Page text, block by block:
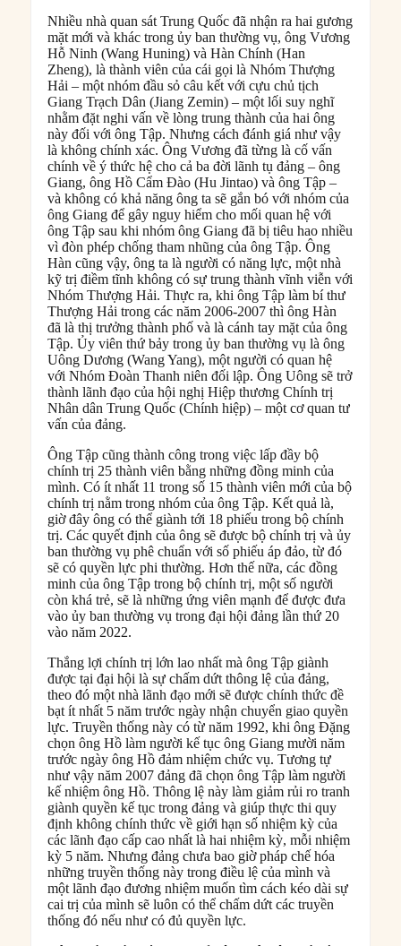
Nhiều nhà quan sát Trung Quốc đã nhận ra hai gương
mặt mới và khác trong ủy ban thường vụ, ông Vương
Hỗ Ninh (Wang Huning) và Hàn Chính (Han
Zheng), là thành viên của cái gọi là Nhóm Thượng
Hải – một nhóm đầu sỏ câu kết với cựu chủ tịch
Giang Trạch Dân (Jiang Zemin) – một lối suy nghĩ
nhằm đặt nghi vấn về lòng trung thành của hai ông
này đối với ông Tập. Nhưng cách đánh giá như vậy
là không chính xác. Ông Vương đã từng là cố vấn
chính về ý thức hệ cho cả ba đời lãnh tụ đảng – ông
Giang, ông Hồ Cẩm Đào (Hu Jintao) và ông Tập –
và không có khả năng ông ta sẽ gắn bó với nhóm của
ông Giang để gây nguy hiểm cho mối quan hệ với
ông Tập sau khi nhóm ông Giang đã bị tiêu hao nhiều
vì đòn phép chống tham nhũng của ông Tập. Ông
Hàn cũng vậy, ông ta là người có năng lực, một nhà
kỹ trị điềm tĩnh không có sự trung thành vĩnh viễn với
Nhóm Thượng Hải. Thực ra, khi ông Tập làm bí thư
Thượng Hải trong các năm 2006-2007 thì ông Hàn
đã là thị trưởng thành phố và là cánh tay mặt của ông
Tập. Ủy viên thứ bảy trong ủy ban thường vụ là ông
Uông Dương (Wang Yang), một người có quan hệ
với Nhóm Đoàn Thanh niên đối lập. Ông Uông sẽ trở
thành lãnh đạo của hội nghị Hiệp thương Chính trị
Nhân dân Trung Quốc (Chính hiệp) – một cơ quan tư
vấn của đảng.
Ông Tập cũng thành công trong việc lấp đầy bộ
chính trị 25 thành viên bằng những đồng minh của
mình. Có ít nhất 11 trong số 15 thành viên mới của bộ
chính trị nằm trong nhóm của ông Tập. Kết quả là,
giờ đây ông có thể giành tới 18 phiếu trong bộ chính
trị. Các quyết định của ông sẽ được bộ chính trị và ủy
ban thường vụ phê chuẩn với số phiếu áp đảo, từ đó
sẽ có quyền lực phi thường. Hơn thế nữa, các đồng
minh của ông Tập trong bộ chính trị, một số người
còn khá trẻ, sẽ là những ứng viên mạnh để được đưa
vào ủy ban thường vụ trong đại hội đảng lần thứ 20
vào năm 2022.
Thắng lợi chính trị lớn lao nhất mà ông Tập giành
được tại đại hội là sự chấm dứt thông lệ của đảng,
theo đó một nhà lãnh đạo mới sẽ được chính thức đề
bạt ít nhất 5 năm trước ngày nhận chuyển giao quyền
lực. Truyền thống này có từ năm 1992, khi ông Đặng
chọn ông Hồ làm người kế tục ông Giang mười năm
trước ngày ông Hồ đảm nhiệm chức vụ. Tương tự
như vậy năm 2007 đảng đã chọn ông Tập làm người
kế nhiệm ông Hồ. Thông lệ này làm giảm rủi ro tranh
giành quyền kế tục trong đảng và giúp thực thi quy
định không chính thức về giới hạn số nhiệm kỳ của
các lãnh đạo cấp cao nhất là hai nhiệm kỳ, mỗi nhiệm
kỳ 5 năm. Nhưng đảng chưa bao giờ pháp chế hóa
những truyền thống này trong điều lệ của mình và
một lãnh đạo đương nhiệm muốn tìm cách kéo dài sự
cai trị của mình sẽ luôn có thể chấm dứt các truyền
thống đó nếu như có đủ quyền lực.